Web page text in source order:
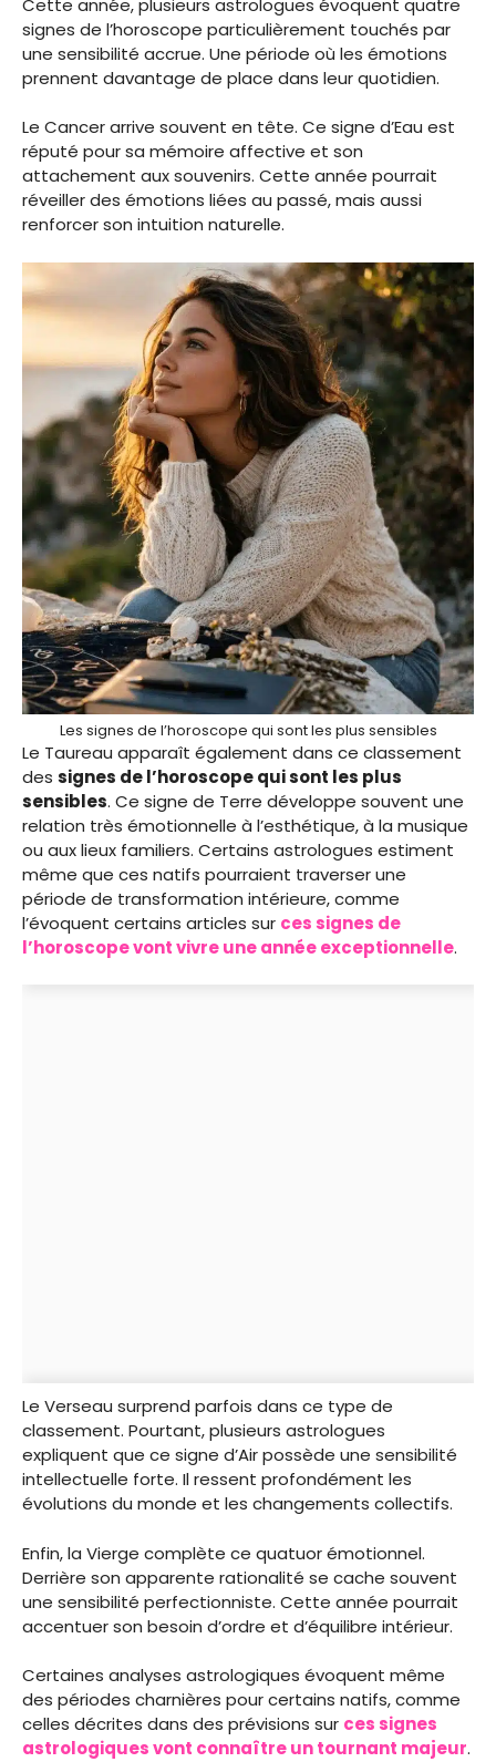
Cette année, plusieurs astrologues évoquent quatre
signes de l’horoscope particulièrement touchés par
une sensibilité accrue. Une période où les émotions
prennent davantage de place dans leur quotidien.
Le Cancer arrive souvent en tête. Ce signe d’Eau est
réputé pour sa mémoire affective et son
attachement aux souvenirs. Cette année pourrait
réveiller des émotions liées au passé, mais aussi
renforcer son intuition naturelle.
Les signes de l’horoscope qui sont les plus sensibles
Le Taureau apparaît également dans ce classement
des signes de l’horoscope qui sont les plus
sensibles. Ce signe de Terre développe souvent une
relation très émotionnelle à l’esthétique, à la musique
ou aux lieux familiers. Certains astrologues estiment
même que ces natifs pourraient traverser une
période de transformation intérieure, comme
l’évoquent certains articles sur ces signes de
l’horoscope vont vivre une année exceptionnelle.
Le Verseau surprend parfois dans ce type de
classement. Pourtant, plusieurs astrologues
expliquent que ce signe d’Air possède une sensibilité
intellectuelle forte. Il ressent profondément les
évolutions du monde et les changements collectifs.
Enfin, la Vierge complète ce quatuor émotionnel.
Derrière son apparente rationalité se cache souvent
une sensibilité perfectionniste. Cette année pourrait
accentuer son besoin d’ordre et d’équilibre intérieur.
Certaines analyses astrologiques évoquent même
des périodes charnières pour certains natifs, comme
celles décrites dans des prévisions sur ces signes
astrologiques vont connaître un tournant majeur.